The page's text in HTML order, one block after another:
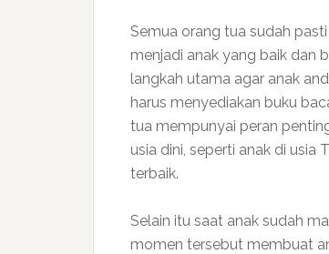
Semua orang tua sudah
menjadi anak yang baik dan
langkah utama agar anak
harus menyediakan buku
tua mempunyai peran
usia dini, seperti anak di usia
terbaik.
Selain itu saat anak sudah
momen tersebut membuat